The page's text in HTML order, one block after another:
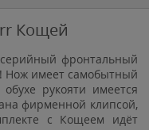
Кощей
фронтальный
Нож имеет самобытный
рукояти имеется
фирменной клипсой,
с Кощеем идёт